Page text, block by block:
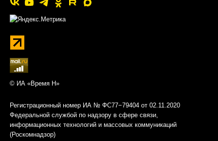
© ИА «Время Н»
Регистрационный номер ИА № ФС77−79404 от 02.11.2020
Федеральной службой по надзору в сфере связи,
информационных технологий и массовых коммуникаций
(Роскомнадзор)